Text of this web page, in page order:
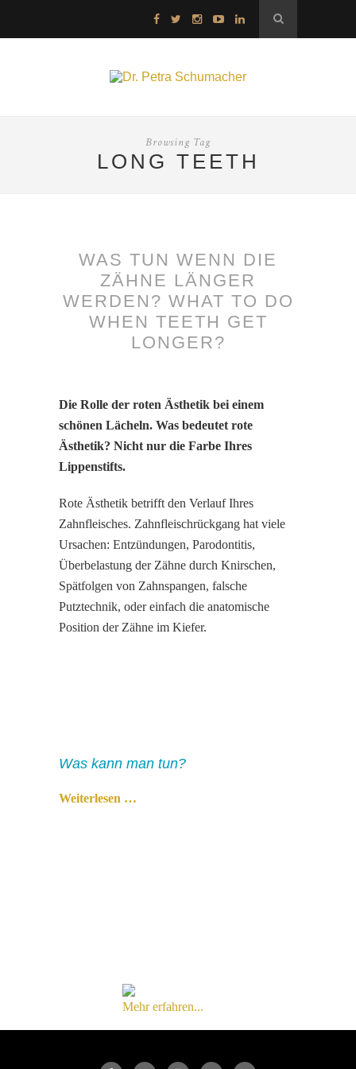
Browsing Tag
LONG TEETH
WAS TUN WENN DIE
ZÄHNE LÄNGER
WERDEN? WHAT TO DO
WHEN TEETH GET
LONGER?
Die Rolle der roten Ästhetik bei einem
schönen Lächeln. Was bedeutet rote
Ästhetik? Nicht nur die Farbe Ihres
Lippenstifts.
Rote Ästhetik betrifft den Verlauf Ihres
Zahnfleisches. Zahnfleischrückgang hat viele
Ursachen: Entzündungen, Parodontitis,
Überbelastung der Zähne durch Knirschen,
Spätfolgen von Zahnspangen, falsche
Putztechnik, oder einfach die anatomische
Position der Zähne im Kiefer.
Was kann man tun?
Weiterlesen …
Mehr erfahren...